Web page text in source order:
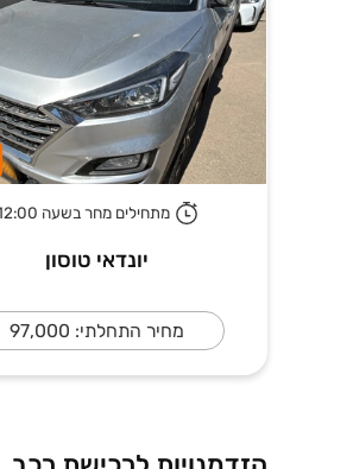
מתחילים מחר בשעה 12:00
יונדאי טוסון
מחיר התחלתי: 97,000